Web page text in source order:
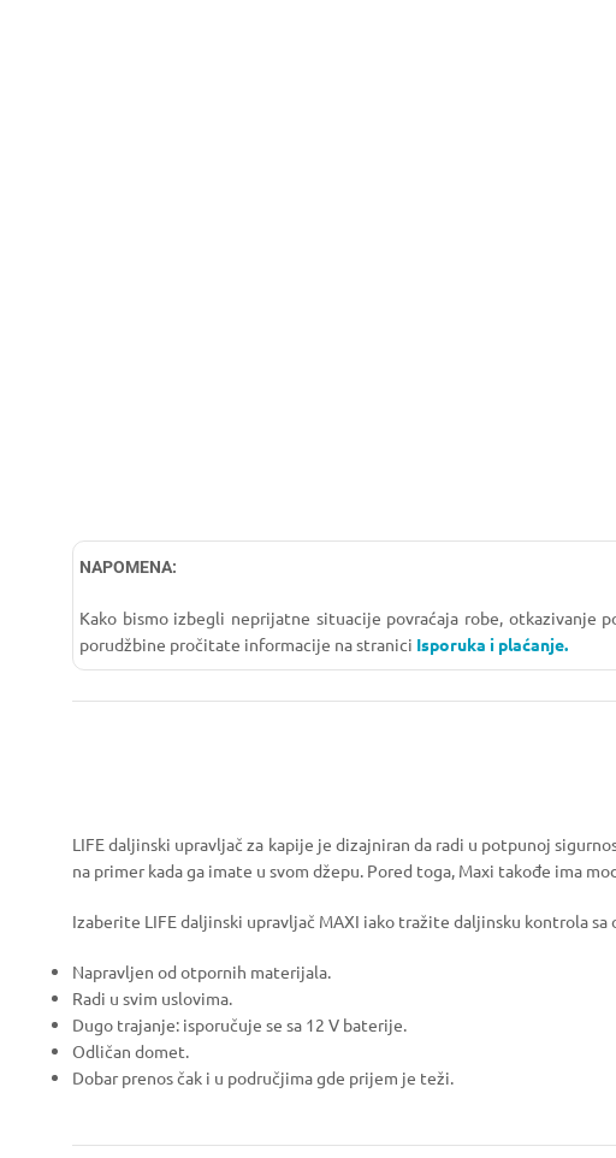
NAPOMENA:
Kako bismo izbegli neprijatne situacije povraćaja robe, otkazivanje
porudžbine pročitate informacije na stranici Isporuka i plaćanje.
LIFE daljinski upravljač za kapije je dizajniran da radi u potpunoj
na primer kada ga imate u svom džepu. Pored toga, Maxi takođe ima
Izaberite LIFE daljinski upravljač MAXI iako tražite daljinsku kontrola sa
Napravljen od otpornih materijala.
Radi u svim uslovima.
Dugo trajanje: isporučuje se sa 12 V baterije.
Odličan domet.
Dobar prenos čak i u područjima gde prijem je teži.